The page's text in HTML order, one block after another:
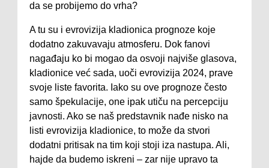
da se probijemo do vrha?
A tu su i evrovizija kladionica prognoze koje
dodatno zakuvavaju atmosferu. Dok fanovi
nagađaju ko bi mogao da osvoji najviše glasova,
kladionice već sada, uoči evrovizija 2024, prave
svoje liste favorita. Iako su ove prognoze često
samo špekulacije, one ipak utiču na percepciju
javnosti. Ako se naš predstavnik nađe nisko na
listi evrovizija kladionice, to može da stvori
dodatni pritisak na tim koji stoji iza nastupa. Ali,
hajde da budemo iskreni – zar nije upravo ta